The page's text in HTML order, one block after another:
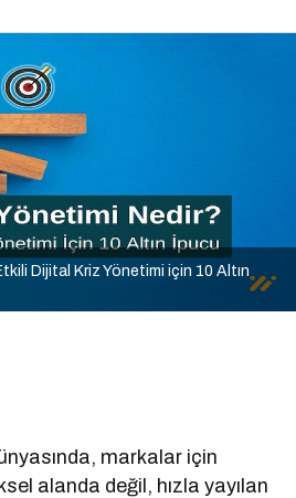
Dijital Kriz Yönetimi için 10 Altın
markalar için
alanda değil, hızla yayılan